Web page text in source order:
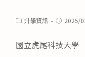
Post升學資訊
Post2025/
國立虎尾科技大學